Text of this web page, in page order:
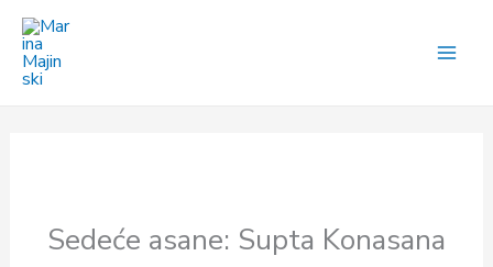
Pređi
sadržaj
Sedeće asane: Supta Konasana